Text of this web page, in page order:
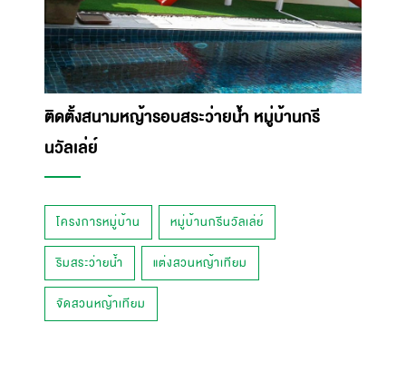
ติดตั้งสนามหญ้ารอบสระว่ายน้ำ หมู่บ้านกรี
นวัลเล่ย์
โครงการหมู่บ้าน หมู่บ้านกรีนวัลเล่ย์
ริมสระว่ายน้ำ แต่งสวนหญ้าเทียม
จัดสวนหญ้าเทียม